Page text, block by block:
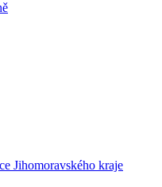
Jihomoravského kraje